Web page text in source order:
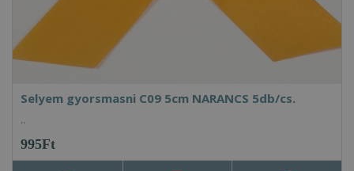
Selyem gyorsmasni C09 5cm NARANCS 5db/cs.
..
995Ft